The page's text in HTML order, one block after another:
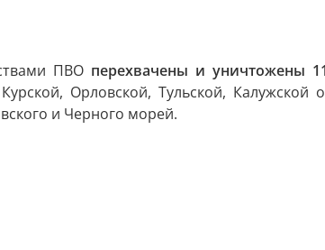
ПВО перехвачены и уничтожены
Орловской, Тульской, Калужской
и Черного морей.